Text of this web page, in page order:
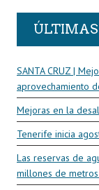
SANTA CRUZ |
aprovechamiento
Mejoras en la
Tenerife inicia
Las reservas de
millones de